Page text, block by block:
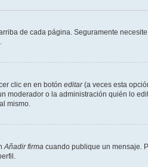
de cada página. Seguramente
clic en en botón editar(a veces esta
o la administración quién lo
mismo.
Añadir firma cuando publique un mensaje.